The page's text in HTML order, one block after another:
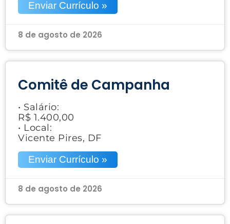
Enviar Currículo »
8 de agosto de 2026
Comitê de Campanha
• Salário:
R$ 1.400,00
• Local:
Vicente Pires, DF
Enviar Currículo »
8 de agosto de 2026